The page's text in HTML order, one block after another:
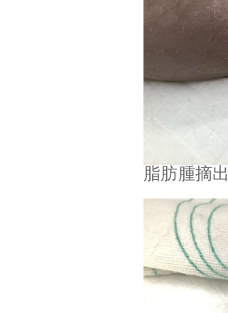
脂肪腫摘出